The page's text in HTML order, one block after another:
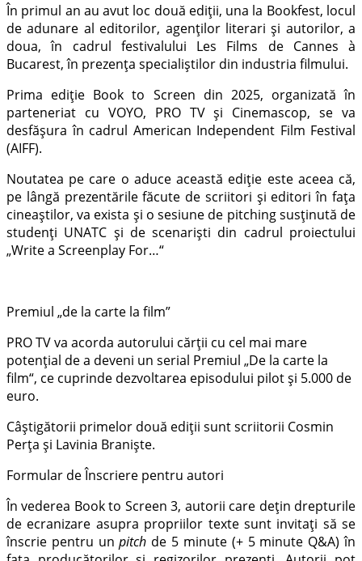
În primul an au avut loc două ediții, una la Bookfest, locul
de adunare al editorilor, agenților literari și autorilor, a
doua, în cadrul festivalului Les Films de Cannes à
Bucarest, în prezența specialiștilor din industria filmului.
Prima ediție Book to Screen din 2025, organizată în
parteneriat cu VOYO, PRO TV și Cinemascop, se va
desfășura în cadrul American Independent Film Festival
(AIFF).
Noutatea pe care o aduce această ediție este aceea că,
pe lângă prezentările făcute de scriitori și editori în fața
cineaștilor, va exista și o sesiune de pitching susținută de
studenți UNATC și de scenariști din cadrul proiectului
„Write a Screenplay For…“
Premiul „de la carte la film”
PRO TV va acorda autorului cărții cu cel mai mare
potențial de a deveni un serial Premiul „De la carte la
film“, ce cuprinde dezvoltarea episodului pilot și 5.000 de
euro.
Câștigătorii primelor două ediții sunt scriitorii Cosmin
Perța și Lavinia Braniște.
Formular de Înscriere pentru autori
În vederea Book to Screen 3, autorii care dețin drepturile
de ecranizare asupra propriilor texte sunt invitați să se
înscrie pentru unpitch de 5 minute (+ 5 minute Q&A) în